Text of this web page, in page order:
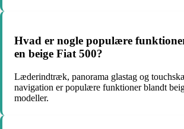
Hvad er nogle populære
en beige Fiat 500?
Læderindtræk, panorama glastag og
navigation er populære funktioner blandt
modeller.